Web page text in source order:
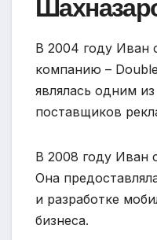
В 2004 году Иван
компанию –
являлась одним
поставщиков
В 2008 году Иван
Она
и разработке
бизнеса.